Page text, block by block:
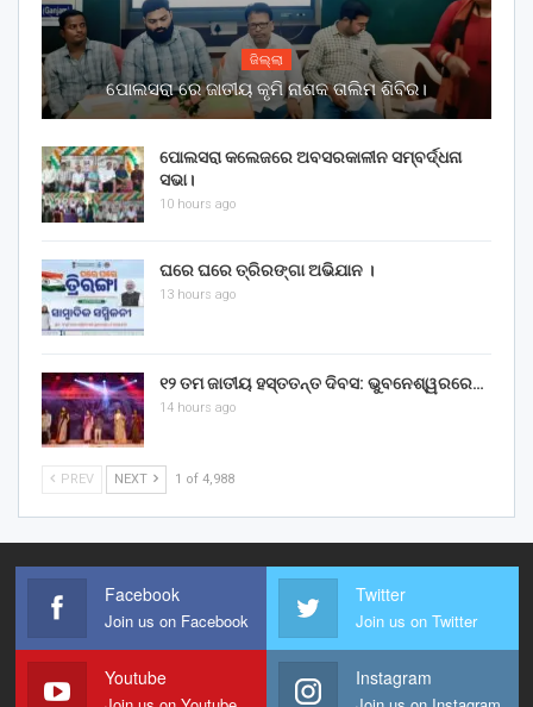
ଜିଲ୍ଲା
ପୋଲସରା ରେ ଜାତୀୟ କୃମି ନାଶକ ତାଲିମ ଶିବିର।
ପୋଲସରା କଲେଜରେ ଅବସରକାଳୀନ ସମ୍ବର୍ଦ୍ଧନା
ସଭା।
10 hours ago
ଘରେ ଘରେ ତ୍ରିରଙ୍ଗା ଅଭିଯାନ ।
13 hours ago
୧୨ ତମ ଜାତୀୟ ହସ୍ତତନ୍ତ ଦିବସ: ଭୁବନେଶ୍ୱରରେ…
14 hours ago
PREV NEXT 1 of 4,988
Facebook
Join us on Facebook
Twitter
Join us on Twitter
Youtube Instagram